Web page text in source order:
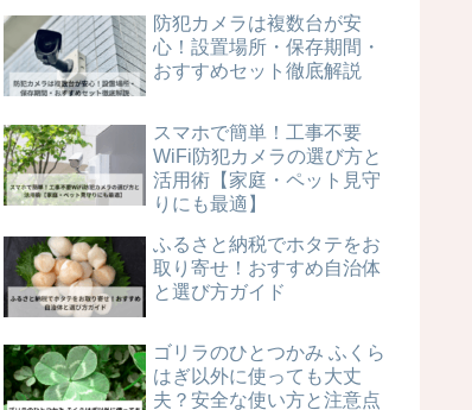
防犯カメラは複数台が安
心！設置場所・保存期間・
おすすめセット徹底解説
スマホで簡単！工事不要
WiFi防犯カメラの選び方と
活用術【家庭・ペット見守
りにも最適】
ふるさと納税でホタテをお
取り寄せ！おすすめ自治体
と選び方ガイド
ゴリラのひとつかみ ふくら
はぎ以外に使っても大丈
夫？安全な使い方と注意点